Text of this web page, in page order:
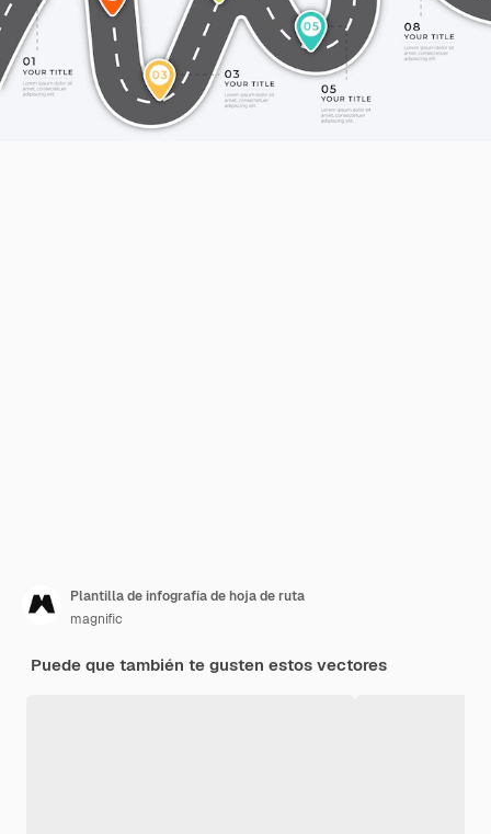
Plantilla de infografía de hoja de ruta
magnific
Puede que también te gusten estos vectores